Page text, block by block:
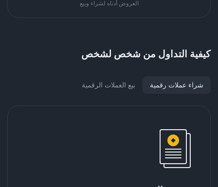
العروض أدناه لشراء وبيع
كيفية التداول من شخص لشخص
شراء عملات رقمية بيع العملات الرقمية